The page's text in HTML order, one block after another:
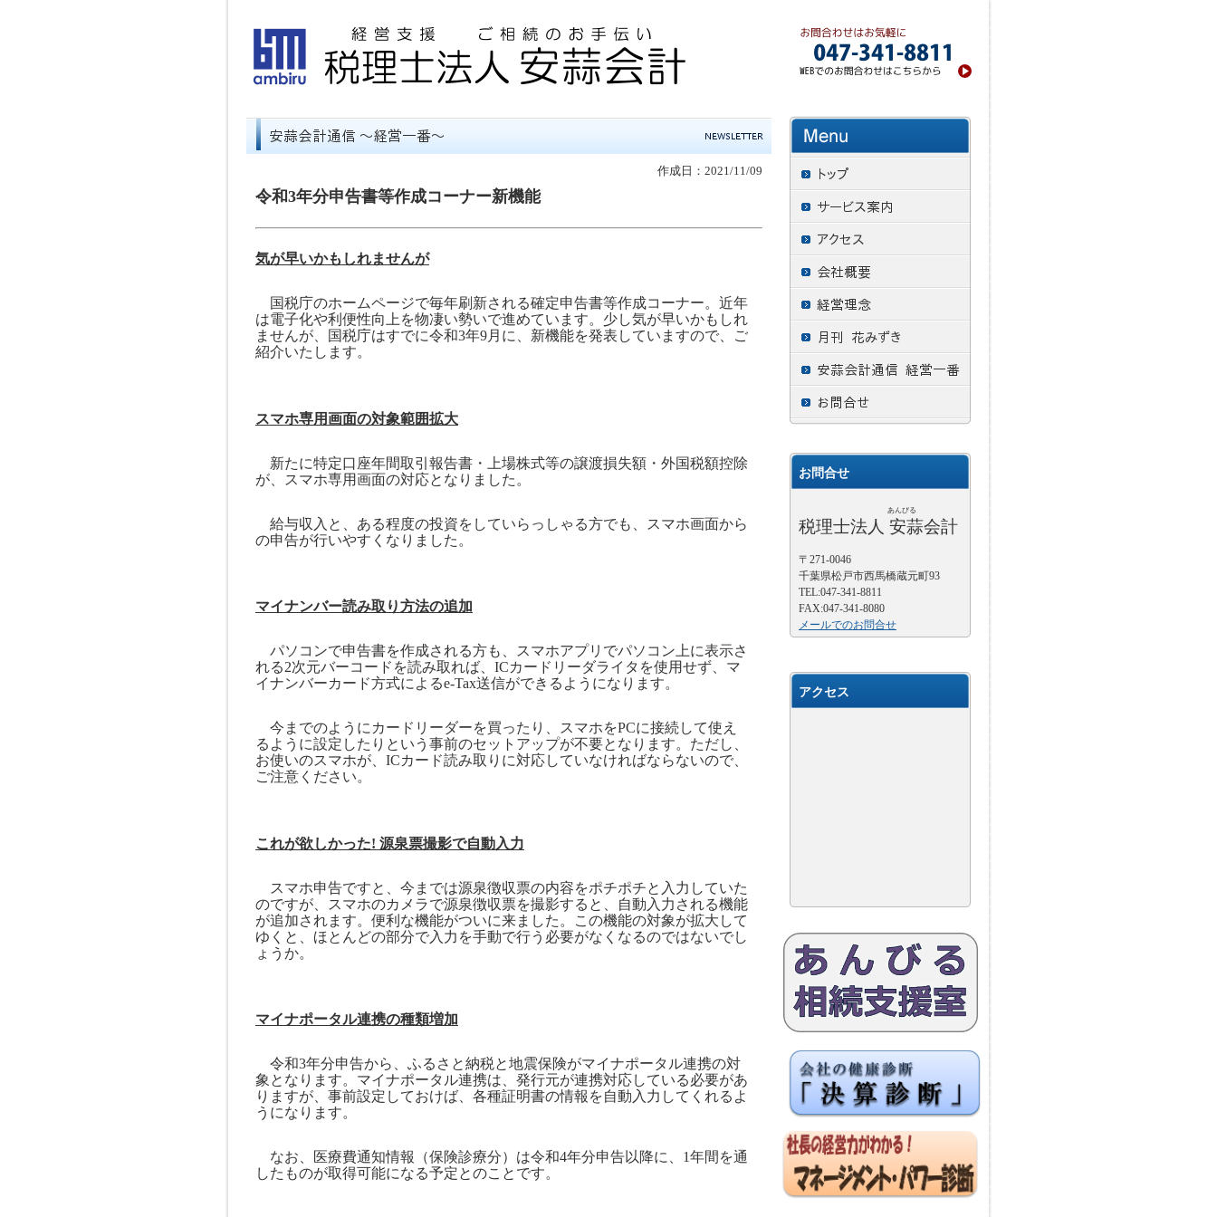
作成日：2021/11/09
令和3年分申告書等作成コーナー新機能
気が早いかもしれませんが
国税庁のホームページで毎年刷新される確定申告書等作成コーナー。近年
は電子化や利便性向上を物凄い勢いで進めています。少し気が早いかもしれ
ませんが、国税庁はすでに令和3年9月に、新機能を発表していますので、ご
紹介いたします。
スマホ専用画面の対象範囲拡大
新たに特定口座年間取引報告書・上場株式等の譲渡損失額・外国税額控除
が、スマホ専用画面の対応となりました。
給与収入と、ある程度の投資をしていらっしゃる方でも、スマホ画面から
の申告が行いやすくなりました。
マイナンバー読み取り方法の追加
パソコンで申告書を作成される方も、スマホアプリでパソコン上に表示さ
れる2次元バーコードを読み取れば、 ICカードリーダライタを使用せず、マ
イナンバーカード方式によるe-Tax送信ができるようになります。
今までのようにカードリーダーを買ったり、スマホをPCに接続して使え
るように設定したりという事前のセットアップが不要となります。ただし、
お使いのスマホが、 ICカード読み取りに対応していなければならないので、
ご注意ください。
これが欲しかった! 源泉票撮影で自動入力
スマホ申告ですと、今までは源泉徴収票の内容をポチポチと入力していた
のですが、スマホのカメラで源泉徴収票を撮影すると、自動入力される機能
が追加されます。便利な機能がついに来ました。この機能の対象が拡大して
ゆくと、ほとんどの部分で入力を手動で行う必要がなくなるのではないでし
ょうか。
マイナポータル連携の種類増加
令和3年分申告から、ふるさと納税と地震保険がマイナポータル連携の対
象となります。マイナポータル連携は、発行元が連携対応している必要があ
りますが、事前設定しておけば、各種証明書の情報を自動入力してくれるよ
うになります。
なお、医療費通知情報（保険診療分）は令和4年分申告以降に、 1年間を通
したものが取得可能になる予定とのことです。
お問合せ
あんびる
税理士法人 安蒜会計
〒271-0046
千葉県松戸市西馬橋蔵元町93
TEL:047-341-8811
FAX:047-341-8080
メールでのお問合せ
アクセス